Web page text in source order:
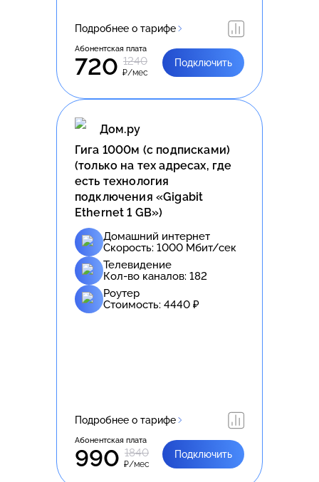
Подробнее о тарифе
Абонентская плата
720 1240
₽/мес
Подключить
Дом.ру
Гига 1000м (с подписками)
(только на тех адресах, где
есть технология
подключения «Gigabit
Ethernet 1 GB»)
Домашний интернет
Скорость: 1000 Мбит/сек
Телевидение
Кол-во каналов: 182
Роутер
Стоимость: 4440 ₽
Подробнее о тарифе
Абонентская плата
990 1840
₽/мес
Подключить